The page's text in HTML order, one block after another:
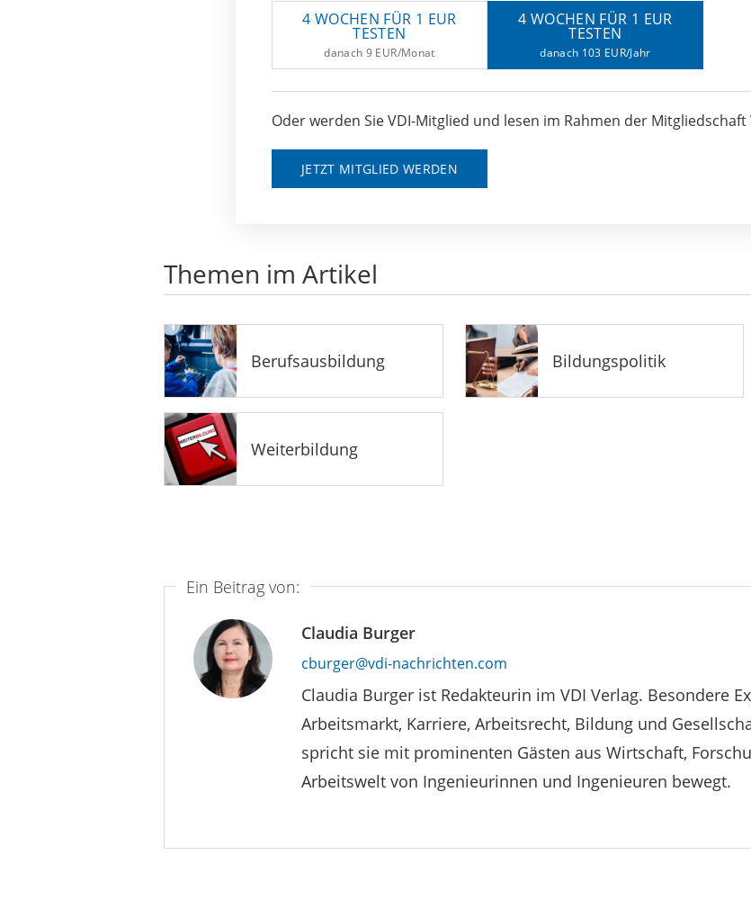
4 WOCHEN FÜR 1 EUR
TESTEN
danach 9 EUR/Monat
4 WOCHEN FÜR 1 EUR
TESTEN
danach 103 EUR/Jahr
Oder werden Sie VDI-Mitglied und lesen im Rahmen der Mitgliedschaft
JETZT MITGLIED WERDEN
Themen im Artikel
Berufsausbildung Bildungspolitik
Weiterbildung
Ein Beitrag von:
Claudia Burger
cburger@vdi-nachrichten.com
Claudia Burger ist Redakteurin im VDI Verlag. Besondere
Arbeitsmarkt, Karriere, Arbeitsrecht, Bildung und
spricht sie mit prominenten Gästen aus Wirtschaft,
Arbeitswelt von Ingenieurinnen und Ingenieuren bewegt.